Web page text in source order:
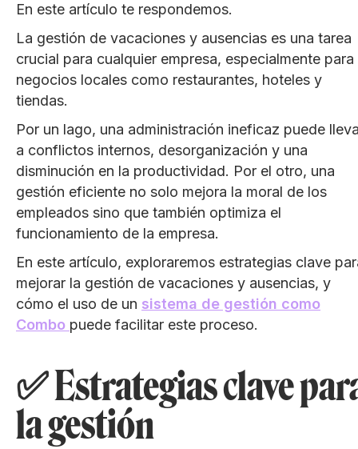
En este artículo te respondemos.
La gestión de vacaciones y ausencias es una tarea
crucial para cualquier empresa, especialmente para
negocios locales como restaurantes, hoteles y
tiendas.
Por un lago, una administración ineficaz puede
a conflictos internos, desorganización y una
disminución en la productividad. Por el otro, una
gestión eficiente no solo mejora la moral de los
empleados sino que también optimiza el
funcionamiento de la empresa.
En este artículo, exploraremos estrategias clave
mejorar la gestión de vacaciones y ausencias, y
cómo el uso de un sistema de gestión como
Combo puede facilitar este proceso.
✅ Estrategias clave
la gestión